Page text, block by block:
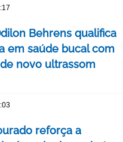
Behrens qualifica
em saúde bucal com
novo ultrassom
reforça a